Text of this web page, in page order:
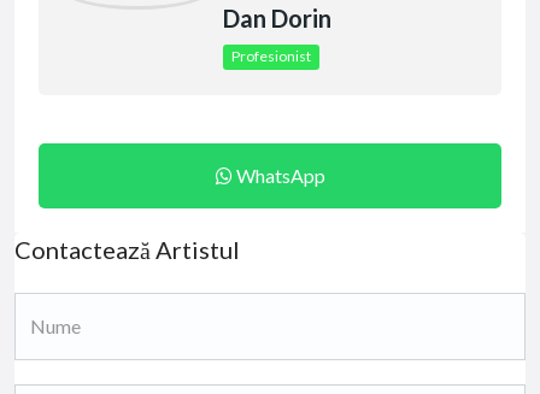
Dan Dorin
Profesionist
WhatsApp
Contactează Artistul